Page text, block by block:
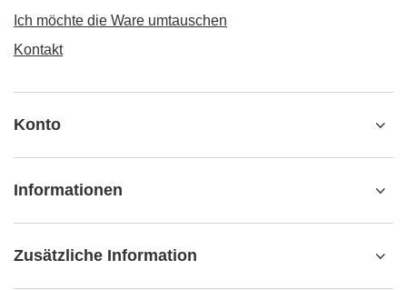
Ich möchte die Ware umtauschen
Kontakt
Konto
Informationen
Zusätzliche Information